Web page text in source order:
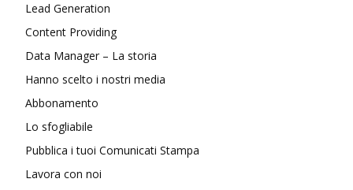
Lead Generation
Content Providing
Data Manager – La storia
Hanno scelto i nostri media
Abbonamento
Lo sfogliabile
Pubblica i tuoi Comunicati Stampa
Lavora con noi